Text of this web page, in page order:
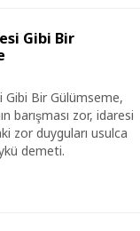
Gibi Bir
Gibi Bir Gülümseme,
barışması zor, idaresi
zor duyguları usulca
demeti.